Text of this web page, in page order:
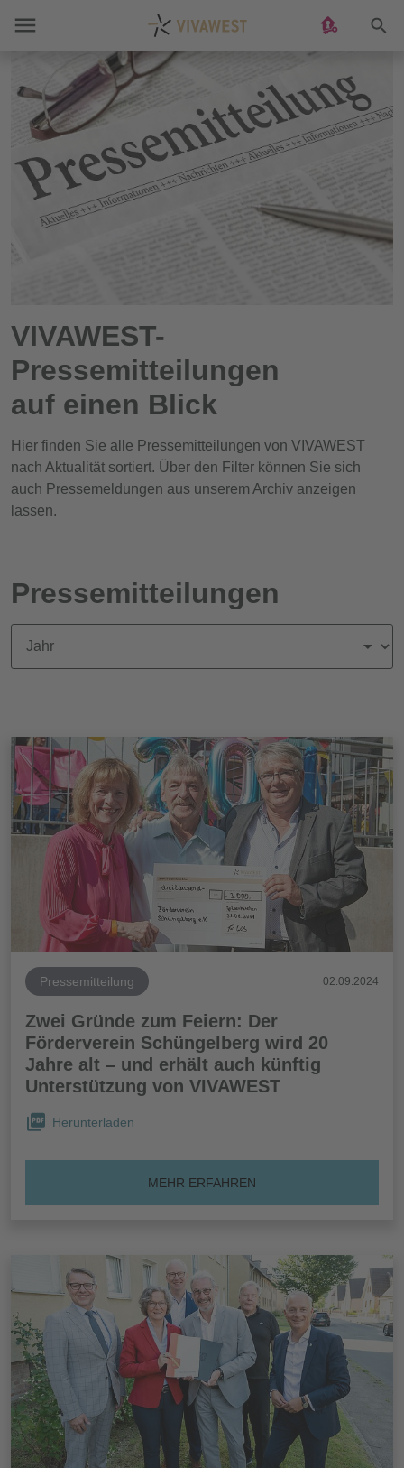
VIVAWEST-
Pressemitteilungen
auf einen Blick
Hier finden Sie alle Pressemitteilungen von VIVAWEST
nach Aktualität sortiert. Über den Filter können Sie sich
auch Pressemeldungen aus unserem Archiv anzeigen
lassen.
Pressemitteilungen
Pressemitteilung 02.09.2024
Zwei Gründe zum Feiern: Der
Förderverein Schüngelberg wird 20
Jahre alt – und erhält auch künftig
Unterstützung von VIVAWEST
Herunterladen
MEHR ERFAHREN